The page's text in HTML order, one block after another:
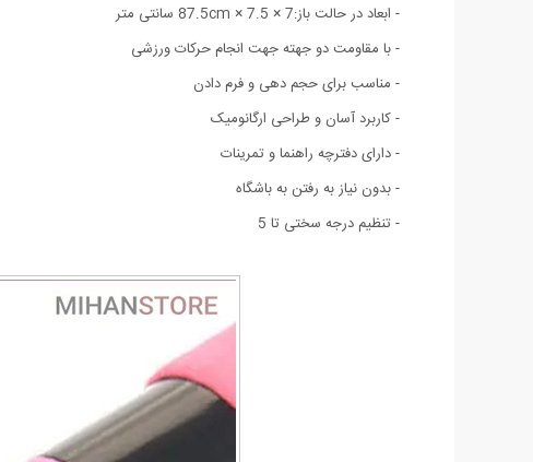
- ابعاد در حالت باز:7 × 7.5 ×
سانتی متر
- با مقاومت دو جهته جهت انجام حرکات ورزشی
- مناسب برای حجم دهی و فرم دادن
- کاربرد آسان و طراحی ارگانومیک
- دارای دفترچه راهنما و تمرینات
- بدون نیاز به رفتن به باشگاه
- تنظیم درجه سختی تا 5